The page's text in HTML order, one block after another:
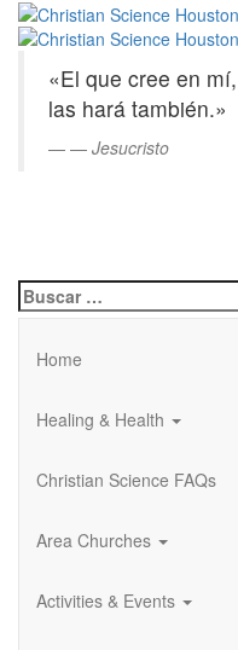
Saltar
principal
Christian
Science
Houston
Area
«El que cree en
las hará también.»
— Jesucristo
Buscar:
Home
Healing & Health
Christian Science FAQs
Area Churches
Activities & Events